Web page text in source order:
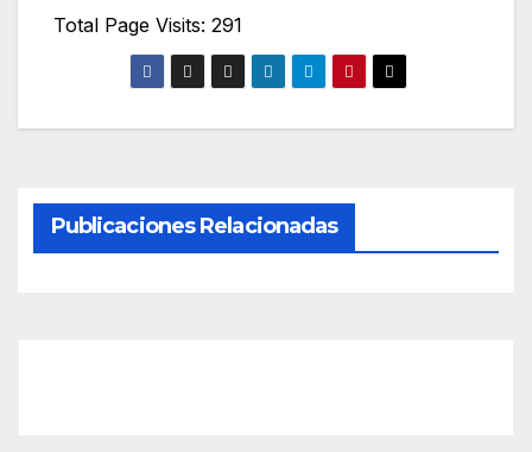
Total Page Visits: 291
Publicaciones Relacionadas